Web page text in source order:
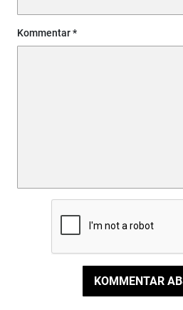
Kommentar
KOMMENTAR